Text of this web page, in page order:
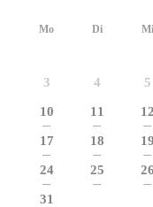
Mo Di Mi
3 4 5
10
---
11
---
12
---
17
---
18
---
19
---
24
---
25
---
26
---
31